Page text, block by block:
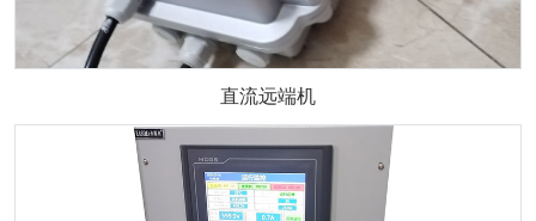
直流远端机